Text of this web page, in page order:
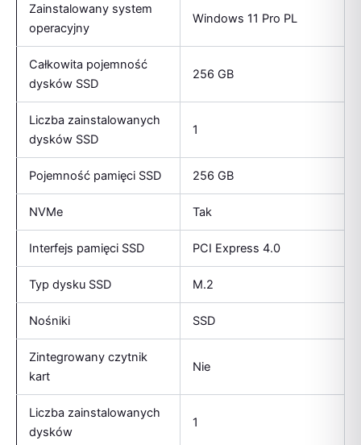
Zainstalowany system
operacyjny
Windows 11 Pro PL
Całkowita pojemność
dysków SSD
256 GB
Liczba zainstalowanych
dysków SSD
1
Pojemność pamięci SSD 256 GB
NVMe Tak
Interfejs pamięci SSD PCI Express 4.0
Typ dysku SSD M.2
Nośniki SSD
Zintegrowany czytnik
kart
Nie
Liczba zainstalowanych
dysków
1